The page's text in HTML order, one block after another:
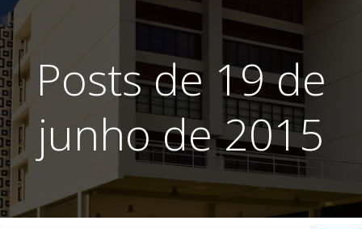
Posts de 19 de
junho de 2015